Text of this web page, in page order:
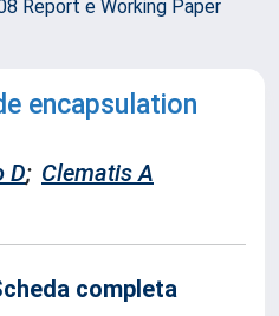
Report e Working Paper
encapsulation
D; Clematis A
completa